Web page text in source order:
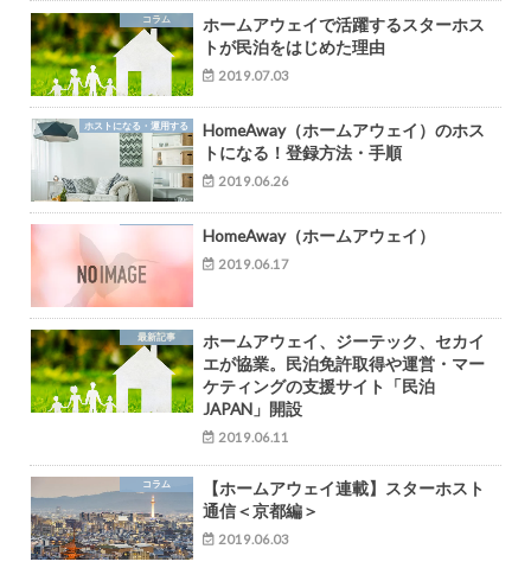
コラム
ホームアウェイで活躍するスターホス
トが民泊をはじめた理由
2019.07.03
ホストになる・運用する
HomeAway（ホームアウェイ）のホス
トになる！登録方法・手順
2019.06.26
HomeAway（ホームアウェイ）
2019.06.17
最新記事
ホームアウェイ、ジーテック、セカイ
エが協業。民泊免許取得や運営・マー
ケティングの支援サイト「民泊
JAPAN」開設
2019.06.11
コラム
【ホームアウェイ連載】スターホスト
通信＜京都編＞
2019.06.03